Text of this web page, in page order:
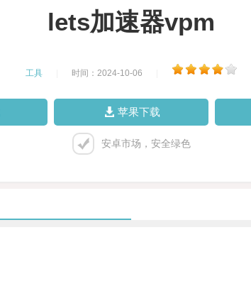
lets加速器vpm
工具 时间：2024-10-06
苹果下载
安卓市场，安全绿色